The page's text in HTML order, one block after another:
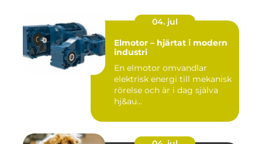
04. jul
Elmotor – hjärtat i modern
industri
En elmotor omvandlar
elektrisk energi till mekanisk
rörelse och är i dag själva
hj&au...